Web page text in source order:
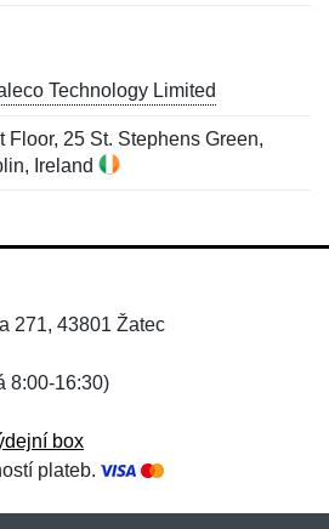
Technology Limited
Floor, 25 St. Stephens Green,
Ireland
271, 43801 Žatec
8:00-16:30)
box
plateb.